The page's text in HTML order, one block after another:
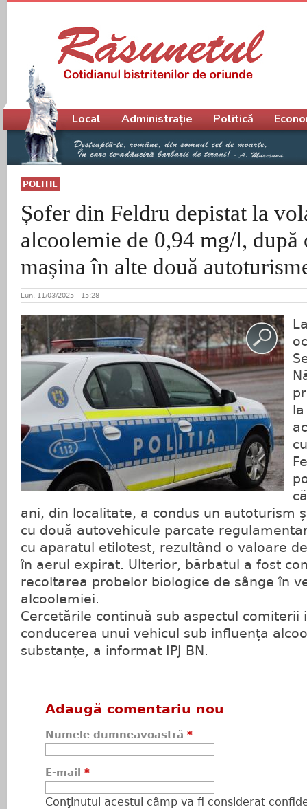
POLIŢIE
Șofer din Feldru depistat la
alcoolemie de 0,94 mg/l, după
mașina în alte două
Lun, 11/03/2025 - 15:28
ani, din localitate, a condus un autoturism
cu două autovehicule parcate
cu aparatul etilotest, rezultând o valoare
în aerul expirat. Ulterior, bărbatul a fost
recoltarea probelor biologice de sânge în
alcoolemiei.
Cercetările continuă sub aspectul comiterii
conducerea unui vehicul sub influența
substanțe, a informat IPJ BN.
Adaugă comentariu nou
Numele dumneavoastră *
E-mail *
Conţinutul acestui câmp va fi considerat
Meniu principal
Local Administrație Politică